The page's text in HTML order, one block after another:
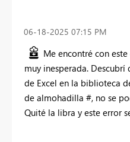
‎06-18-2025 07:15 PM
Me encontré con
muy inesperada.
de Excel en la biblioteca
de almohadilla #, no se
Quité la libra y este error